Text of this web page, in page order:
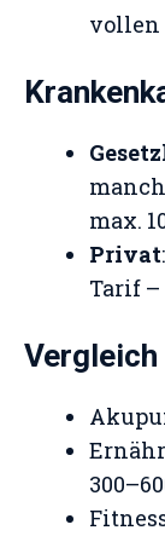
vollen
max.
Privat
Tarif
Vergleich